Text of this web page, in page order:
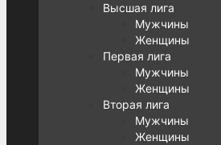
Высшая лига
Мужчины
Женщины
Первая лига
Мужчины
Женщины
Вторая лига
Мужчины
Женщины